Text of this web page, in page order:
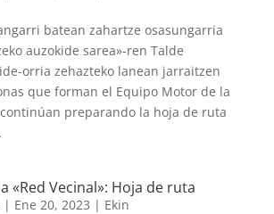
batean zahartze osasungarria
auzokide sarea»-ren Talde
orria zehazteko lanean jarraitzen
que forman el Equipo Motor de la
continúan preparando la hoja de ruta
«Red Vecinal»: Hoja de ruta
| Ene 20, 2023 | Ekin